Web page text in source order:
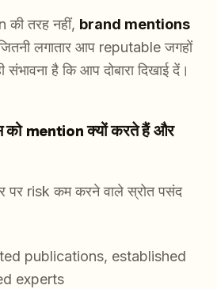
तरह नहीं, brand mentions
लगातार आप reputable जगहों
संभावना है कि आप दोबारा दिखाई दें।
को mention क्यों करते हैं और
पर risk कम करने वाले स्रोत पसंद
publications, established
experts